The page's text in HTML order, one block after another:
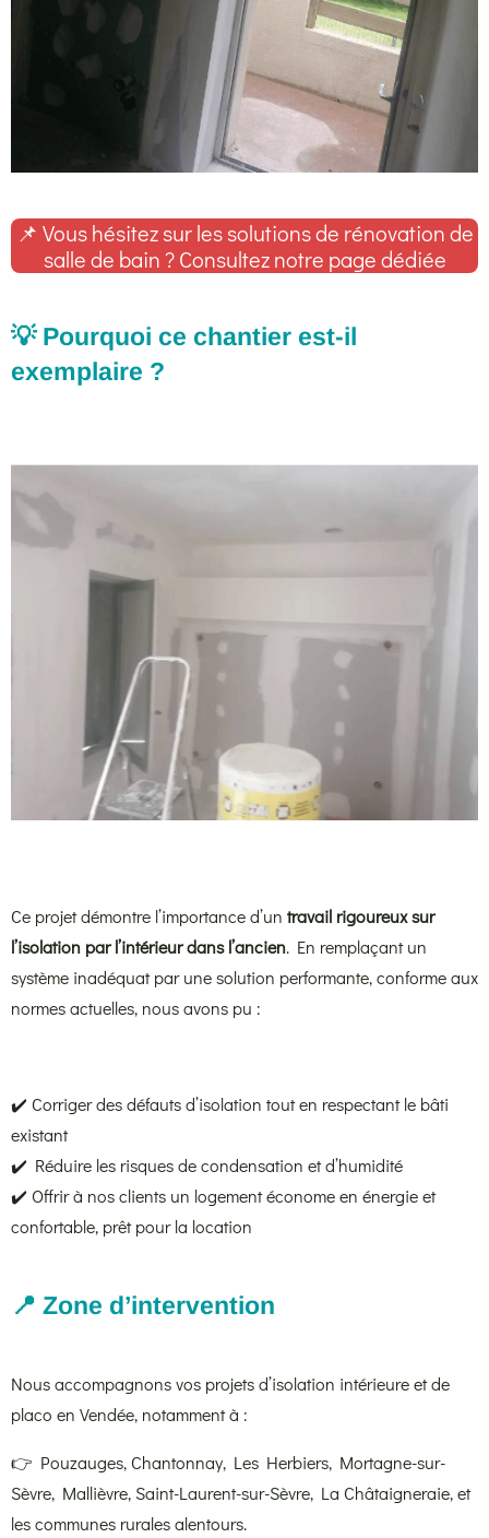
📌 Vous hésitez sur les solutions de rénovation de
salle de bain ? Consultez notre page dédiée
💡 Pourquoi ce chantier est-il
exemplaire ?
Ce projet démontre l’importance d’un travail rigoureux sur
l’isolation par l’intérieur dans l’ancien. En remplaçant un
système inadéquat par une solution performante, conforme aux
normes actuelles, nous avons pu :
✔️ Corriger des défauts d’isolation tout en respectant le bâti
existant
✔️ Réduire les risques de condensation et d’humidité
✔️ Offrir à nos clients un logement économe en énergie et
confortable, prêt pour la location
📍 Zone d’intervention
Nous accompagnons vos projets d’isolation intérieure et de
placo en Vendée, notamment à :
👉 Pouzauges, Chantonnay, Les Herbiers, Mortagne-sur-
Sèvre, Mallièvre, Saint-Laurent-sur-Sèvre, La Châtaigneraie, et
les communes rurales alentours.